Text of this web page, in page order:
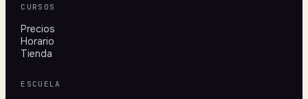
CURSOS
Precios
Horario
Tienda
ESCUELA